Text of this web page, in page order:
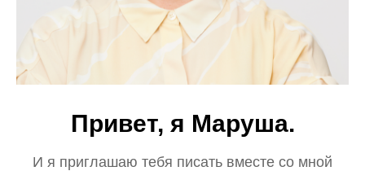
Привет, я Маруша.
И я приглашаю тебя писать вместе со мной